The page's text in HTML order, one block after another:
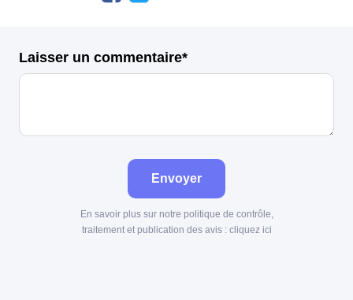
Laisser un commentaire*
Envoyer
En savoir plus sur notre politique de contrôle,
traitement et publication des avis : cliquez ici